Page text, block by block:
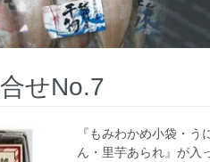
せNo.7
『もみわかめ小袋・
ん・里芋あられ』が入